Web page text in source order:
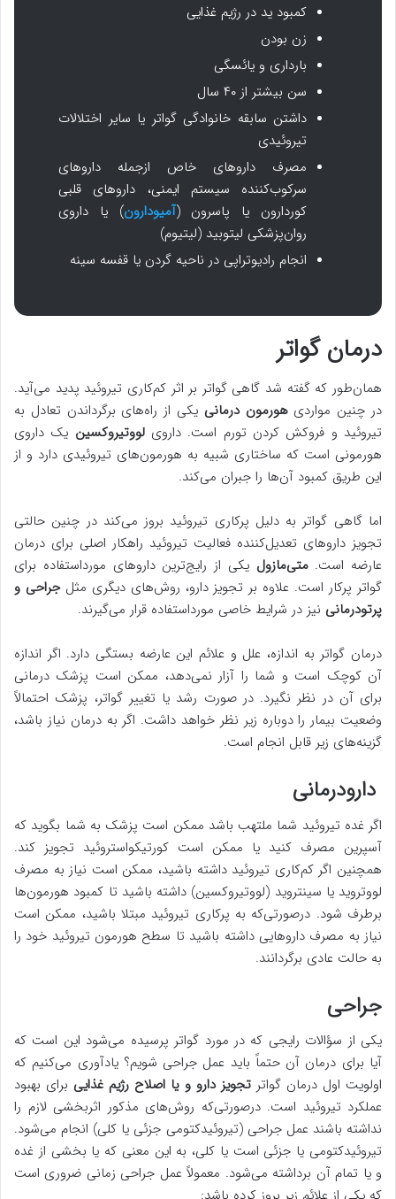
کمبود ید در رژیم غذایی
زن بودن
بارداری و یائسگی
سن بیشتر از ۴۰ سال
داشتن سابقه خانوادگی گواتر یا سایر اختلالات
تیروئیدی
مصرف داروهای خاص ازجمله داروهای
سرکوب‌کننده سیستم ایمنی، داروهای قلبی
کوردارون یا پاسرون (آمیودارون) یا داروی
روان‌پزشکی لیتوبید (لیتیوم)
انجام رادیوتراپی در ناحیه گردن یا قفسه سینه
درمان گواتر
همان‌طور که گفته شد گاهی گواتر بر اثر کم‌کاری تیروئید پدید می‌آید.
در چنین مواردیهورمون درمانی یکی از راه‌های برگرداندن تعادل به
تیروئید و فروکش کردن تورم است. دارویلووتیروکسین یک داروی
هورمونی است که ساختاری شبیه به هورمون‌های تیروئیدی دارد و از
این طریق کمبود آن‌ها را جبران می‌کند.
اما گاهی گواتر به دلیل پرکاری تیروئید بروز می‌کند در چنین حالتی
تجویز داروهای تعدیل‌کننده فعالیت تیروئید راهکار اصلی برای درمان
عارضه است.متی‌مازول یکی از رایج‌ترین داروهای مورداستفاده برای
گواتر پرکار است. علاوه بر تجویز دارو، روش‌های دیگری مثلجراحی و
پرتودرمانی نیز در شرایط خاصی مورداستفاده قرار می‌گیرند.
درمان گواتر به اندازه، علل و علائم این عارضه بستگی دارد. اگر اندازه
آن کوچک است و شما را آزار نمی‌دهد، ممکن است پزشک درمانی
برای آن در نظر نگیرد. در صورت رشد یا تغییر گواتر، پزشک احتمالاً
وضعیت بیمار را دوباره زیر نظر خواهد داشت. اگر به درمان نیاز باشد،
گزینه‌های زیر قابل انجام است.
دارودرمانی
اگر غده تیروئید شما ملتهب باشد ممکن است پزشک به شما بگوید که
آسپرین مصرف کنید یا ممکن است کورتیکواستروئید تجویز کند.
همچنین اگر کم‌کاری تیروئید داشته باشید، ممکن است نیاز به مصرف
لووتروید یا سینتروید (لووتیروکسین) داشته باشید تا کمبود هورمون‌ها
برطرف شود. درصورتی‌که به پرکاری تیروئید مبتلا باشید، ممکن است
نیاز به مصرف داروهایی داشته باشید تا سطح هورمون تیروئید خود را
به حالت عادی برگردانند.
جراحی
یکی از سؤالات رایجی که در مورد گواتر پرسیده می‌شود این است که
آیا برای درمان آن حتماً باید عمل جراحی شویم؟ یادآوری می‌کنیم که
اولویت اول درمان گواترتجویز دارو و یا اصلاح رژیم غذایی برای بهبود
عملکرد تیروئید است. درصورتی‌که روش‌های مذکور اثربخشی لازم را
نداشته باشند عمل جراحی (تیروئیدکتومی جزئی یا کلی) انجام می‌شود.
تیروئیدکتومی یا جزئی است یا کلی، به این معنی که یا بخشی از غده
و یا تمام آن برداشته می‌شود. معمولاً عمل جراحی زمانی ضروری است